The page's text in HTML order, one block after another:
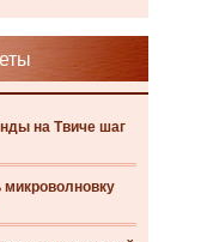
на Твиче шаг